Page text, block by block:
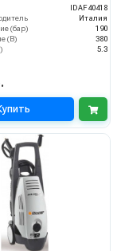
IDAF40418
Италия
(бар)
190
(В)
380
5.3